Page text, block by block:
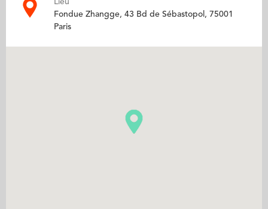
Fondue Zhangge, 43 Bd de Sébastopol, 75001
Paris